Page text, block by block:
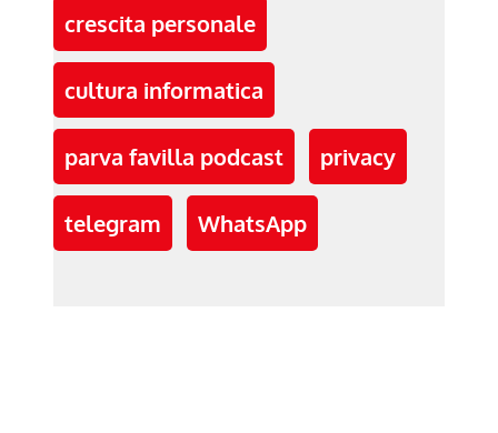
crescita personale
cultura informatica
parva favilla podcast privacy
telegram WhatsApp